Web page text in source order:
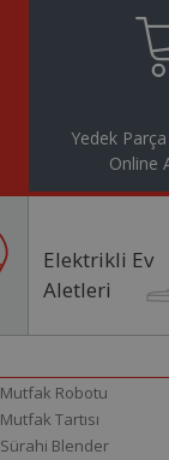
Yedek
Online
Elektrikli Ev
Aletleri
Mutfak Robotu
Mutfak Tartısı
Sürahi Blender